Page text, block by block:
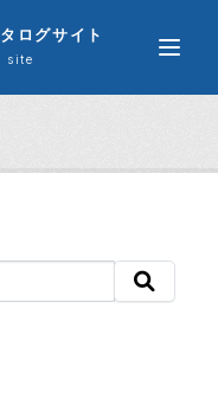
ログサイト
site